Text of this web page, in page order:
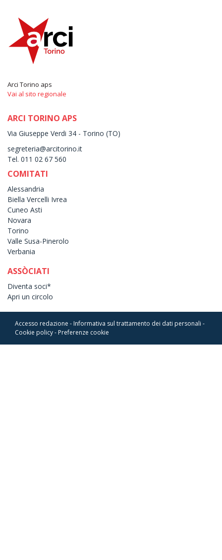
Arci Torino aps
Vai al sito regionale
ARCI TORINO APS
Via Giuseppe Verdi 34 - Torino (TO)
segreteria@arcitorino.it
Tel. 011 02 67 560
COMITATI
Alessandria
Biella Vercelli Ivrea
Cuneo Asti
Novara
Torino
Valle Susa-Pinerolo
Verbania
ASSÒCIATI
Diventa soci*
Apri un circolo
Accesso redazione - Informativa sul trattamento dei dati personali -
Cookie policy- Preferenze cookie